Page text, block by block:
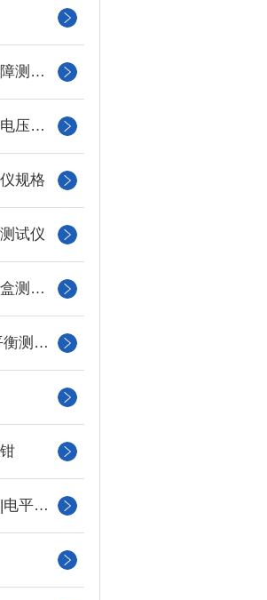
直流系统接地故障测试仪
电流互感器开路电压测试仪
规格
试仪
太阳能光伏接线盒测试仪
动平衡测试|动平衡测量仪
数字选频电平表|电平振荡器